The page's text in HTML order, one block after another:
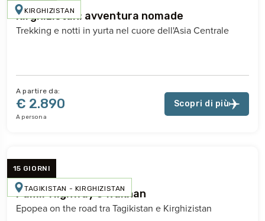
KIRGHIZISTAN
Kirghizistan: avventura nomade
Trekking e notti in yurta nel cuore dell'Asia Centrale
A partire da:
€ 2.890
A persona
Scopri di più
15 GIORNI
TAGIKISTAN - KIRGHIZISTAN
Pamir Highway e Wakhan
Epopea on the road tra Tagikistan e Kirghizistan